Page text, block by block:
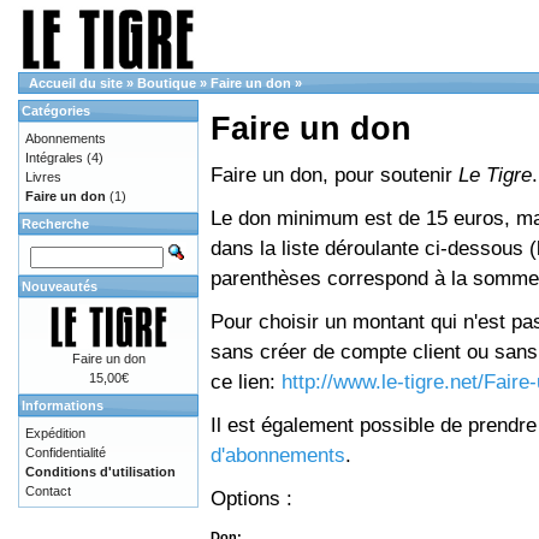
Accueil du site » Boutique » Faire un don »
Faire un don
Faire un don, pour soutenir Le Tigre.
Le don minimum est de 15 euros,
dans la liste déroulante ci-dessous
parenthèses correspond à la
Pour choisir un montant qui n'est
sans créer de compte client ou
ce lien: http://www.le-tigre.net/
Il est également possible de
d'abonnements.
Options :
Catégories
Abonnements
Intégrales (4)
Livres
Faire un don (1)
Recherche
Nouveautés
Faire un don
15,00€
Informations
Expédition
Confidentialité
Conditions d'utilisation
Contact